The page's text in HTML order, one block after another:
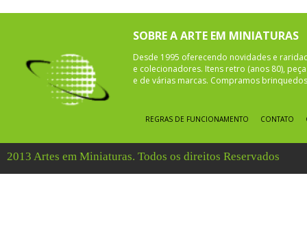
SOBRE A ARTE EM MINIATURAS
Desde 1995 oferecendo novidades e
e colecionadores. Itens retro (anos 80),
e de várias marcas. Compramos
REGRAS DE FUNCIONAMENTO CONTATO
2013 Artes em Miniaturas. Todos os direitos Reservados